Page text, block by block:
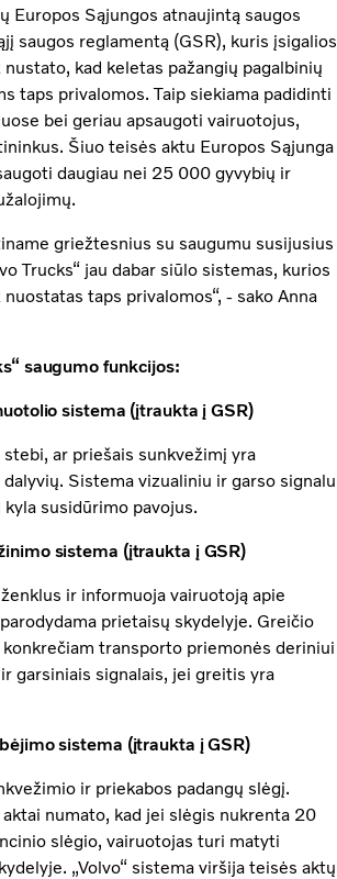
Europos Sąjungos atnaujintą saugos
saugos reglamentą (GSR), kuris įsigalios
kad keletas pažangių pagalbinių
taps privalomos. Taip siekiama padidinti
bei geriau apsaugoti vairuotojus,
Šiuo teisės aktu Europos Sąjunga
daugiau nei 25 000 gyvybių ir
griežtesnius su saugumu susijusius
Trucks“ jau dabar siūlo sistemas, kurios
taps privalomos“, - sako Anna
saugumo funkcijos:
sistema (įtraukta į GSR)
stebi, ar priešais sunkvežimį yra
Sistema vizualiniu ir garso signalu
susidūrimo pavojus.
sistema (įtraukta į GSR)
ir informuoja vairuotoją apie
prietaisų skydelyje. Greičio
transporto priemonės deriniui
garsiniais signalais, jei greitis yra
sistema (įtraukta į GSR)
ir priekabos padangų slėgį.
numato, kad jei slėgis nukrenta 20
slėgio, vairuotojas turi matyti
„Volvo“ sistema viršija teisės aktų